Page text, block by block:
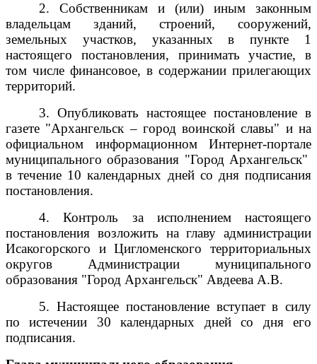
2. Собственникам и (или) иным законным
владельцам зданий, строений, сооружений,
земельных участков, указанных в пункте 1
настоящего постановления, принимать участие, в
том числе финансовое, в содержании прилегающих
территорий.
3. Опубликовать настоящее постановление в
газете "Архангельск – город воинской славы" и на
официальном информационном Интернет-портале
муниципального образования "Город Архангельск"
в течение 10 календарных дней со дня подписания
постановления.
4. Контроль за исполнением настоящего
постановления возложить на главу администрации
Исакогорского и Цигломенского территориальных
округов Администрации муниципального
образования "Город Архангельск" Авдеева А.В.
5. Настоящее постановление вступает в силу
по истечении 30 календарных дней со дня его
подписания.